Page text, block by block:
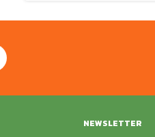
NEWSLETTER